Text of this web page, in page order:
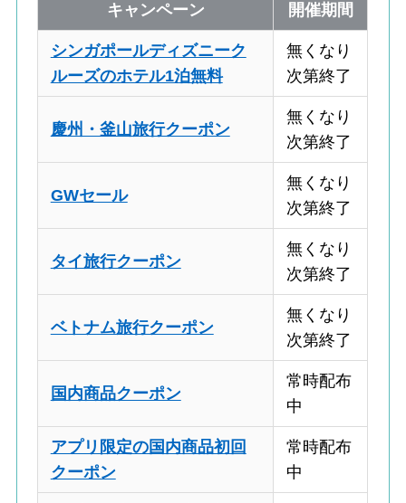
キャンペーン 開催期間
シンガポールディズニーク
ルーズのホテル1泊無料
無くなり
次第終了
慶州・釜山旅行クーポン
無くなり
次第終了
GWセール
無くなり
次第終了
タイ旅行クーポン
無くなり
次第終了
ベトナム旅行クーポン
無くなり
次第終了
国内商品クーポン
常時配布
中
アプリ限定の国内商品初回
クーポン
常時配布
中